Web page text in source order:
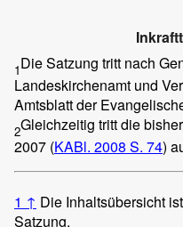
1Die Satzung tritt nach
Landeskirchenamt und
Amtsblatt der
2Gleichzeitig tritt die
2007 (KABl. 2008 S. 74)
1 ↑ Die Inhaltsübersicht
Satzung.